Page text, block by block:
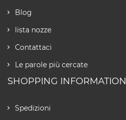
Blog
lista nozze
Contattaci
Le parole più cercate
SHOPPING INFORMATION
Spedizioni